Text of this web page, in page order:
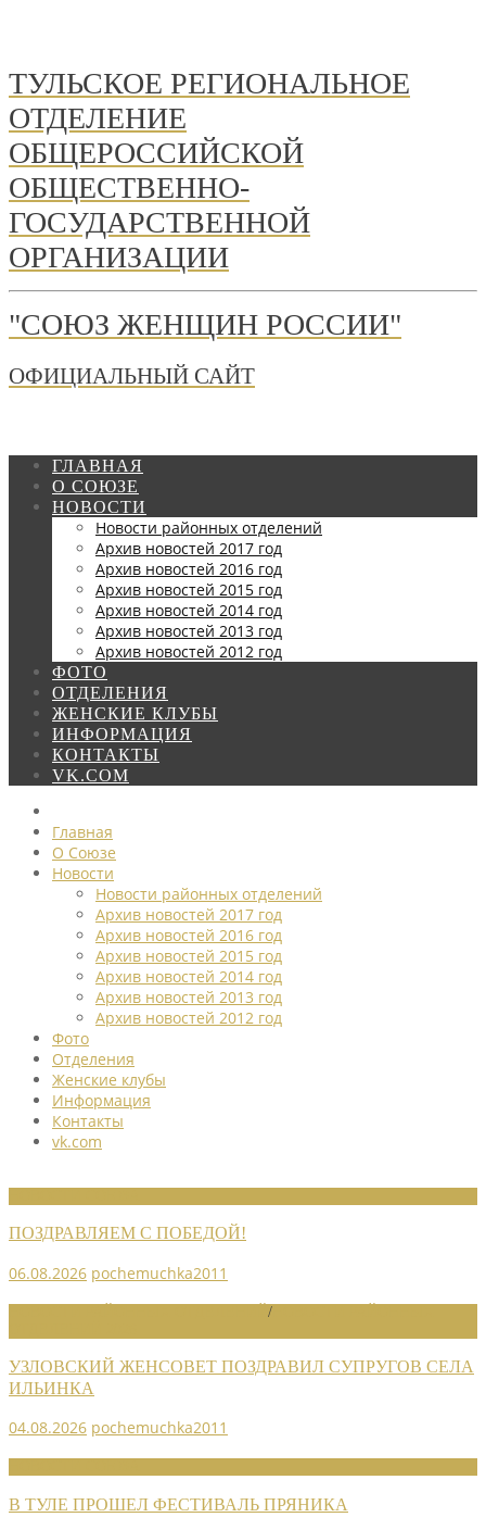
ТУЛЬСКОЕ РЕГИОНАЛЬНОЕ
ОТДЕЛЕНИЕ
ОБЩЕРОССИЙСКОЙ
ОБЩЕСТВЕННО-
ГОСУДАРСТВЕННОЙ
ОРГАНИЗАЦИИ
"СОЮЗ ЖЕНЩИН РОССИИ"
ОФИЦИАЛЬНЫЙ САЙТ
ГЛАВНАЯ
О СОЮЗЕ
НОВОСТИ
Новости районных отделений
Архив новостей 2017 год
Архив новостей 2016 год
Архив новостей 2015 год
Архив новостей 2014 год
Архив новостей 2013 год
Архив новостей 2012 год
ФОТО
ОТДЕЛЕНИЯ
ЖЕНСКИЕ КЛУБЫ
ИНФОРМАЦИЯ
КОНТАКТЫ
VK.COM
Главная
О Союзе
Новости
Новости районных отделений
Архив новостей 2017 год
Архив новостей 2016 год
Архив новостей 2015 год
Архив новостей 2014 год
Архив новостей 2013 год
Архив новостей 2012 год
Фото
Отделения
Женские клубы
Информация
Контакты
vk.com
ПОЗДРАВЛЯЕМ С ПОБЕДОЙ!
06.08.2026 pochemuchka2011
/
УЗЛОВСКИЙ ЖЕНСОВЕТ ПОЗДРАВИЛ СУПРУГОВ СЕЛА
ИЛЬИНКА
04.08.2026 pochemuchka2011
В ТУЛЕ ПРОШЕЛ ФЕСТИВАЛЬ ПРЯНИКА